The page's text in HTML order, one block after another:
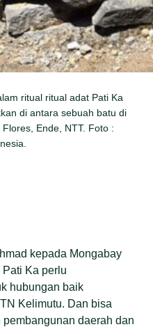
ritual ritual adat Pati Ka
di antara sebuah batu di
Ende, NTT. Foto :
kepada Mongabay
Pati Ka perlu
hubungan baik
Kelimutu. Dan bisa
daerah dan